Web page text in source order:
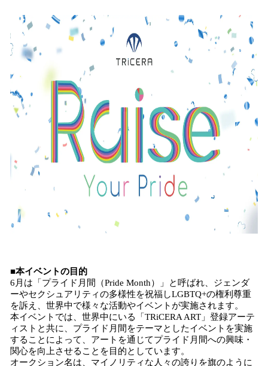
■本イベントの目的
6月は「プライド月間（Pride Month）」と呼ばれ、ジェンダ
ーやセクシュアリティの多様性を祝福しLGBTQ+の権利尊重
を訴え、世界中で様々な活動やイベントが実施されます。
本イベントでは、世界中にいる「TRiCERA ART」登録アーテ
ィストと共に、プライド月間をテーマとしたイベントを実施
することによって、アートを通じてプライド月間への興味・
関心を向上させることを目的としています。
オークション名は、マイノリティな人々の誇りを旗のように